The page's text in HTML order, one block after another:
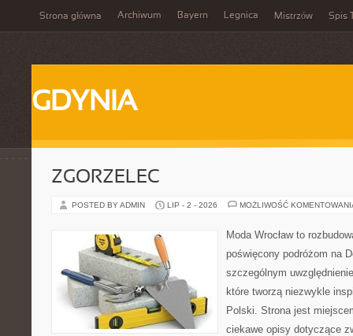
Strona główna Archiwum Bayern Legnica Mistrzów Spis
GDYNIA
ZGORZELEC
POSTED BY ADMIN LIP - 2 - 2026 MOŻLIWOŚĆ
Moda Wrocław to
poświęcony podróżom na
szczególnym
które tworzą niezwykle
Polski. Strona jest
ciekawe opisy dotyczące